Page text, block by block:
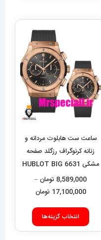
انواع
مختلفی
می
باشد.
گزینه
ها
ممکن
است
در
صفحه
محصول
ساعت ست هابلوت مردانه و
زنانه کرنوگراف رزگلد صفحه
مشکی 6631 HUBLOT BIG
BANG
8,589,000 تومان–
17,100,000 تومانمحدوده
تا
انتخاب گزینه‌ها
این
محصول